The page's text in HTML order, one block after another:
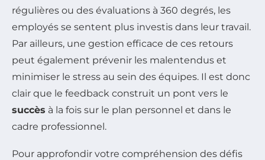
régulières ou des évaluations à 360 degrés, les
employés se sentent plus investis dans leur travail.
Par ailleurs, une gestion efficace de ces retours
peut également prévenir les malentendus et
minimiser le stress au sein des équipes. Il est donc
clair que le feedback construit un pont vers le
succès à la fois sur le plan personnel et dans le
cadre professionnel.
Pour approfondir votre compréhension des défis